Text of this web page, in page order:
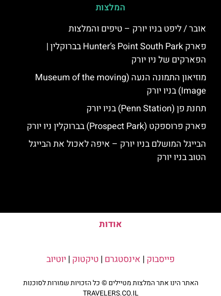
המלצות
אובר / ליפט בניו יורק – טיפים והמלצות
פארק Hunter’s Point South Park בברוקלין |
הפארקים של ניו יורק
מוזיאון התמונה הנעה (Museum of the moving
Image) בניו יורק
תחנת פן (Penn Station) בניו יורק
פארק פרוספקט (Prospect Park) בברוקלין ניו יורק
הבייגל המושלם בניו יורק – איפה לאכול את הבייגל
הטוב בניו יורק
אודות
פייסבוק | אינסטגרם | טיקטוק | יוטיוב
האתר הינו אתר המלצות מטיילים © כל הזכויות שמורות לסוכנות
TRAVELERS.CO.IL